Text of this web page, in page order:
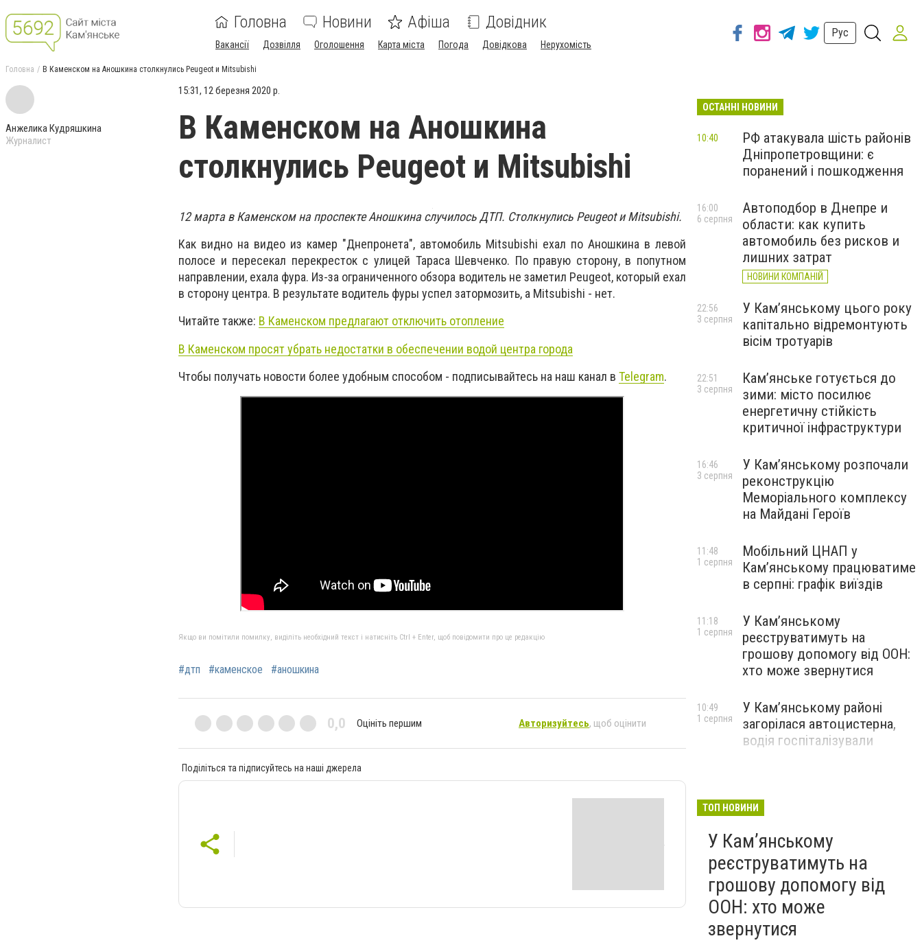
Головна Новини Афіша Довідник
Вакансії Дозвілля Оголошення Карта міста Погода Довідкова Нерухомість
Рус
Головна В Каменском на Аношкина столкнулись Peugeot и Mitsubishi
Анжелика Кудряшкина
Журналист
15:31, 12 березня 2020 р.
В Каменском на Аношкина
столкнулись Peugeot и Mitsubishi
12 марта в Каменском на проспекте Аношкина случилось ДТП. Столкнулись Peugeot и Mitsubishi.
Как видно на видео из камер "Днепронета", автомобиль Mitsubishi ехал по Аношкина в левой
полосе и пересекал перекресток с улицей Тараса Шевченко. По правую сторону, в попутном
направлении, ехала фура. Из-за ограниченного обзора водитель не заметил Peugeot, который ехал
в сторону центра. В результате водитель фуры успел затормозить, а Mitsubishi - нет.
Читайте также: В Каменском предлагают отключить отопление
В Каменском просят убрать недостатки в обеспечении водой центра города
Чтобы получать новости более удобным способом - подписывайтесь на наш канал в Telegram.
Якщо ви помітили помилку, виділіть необхідний текст і натисніть Ctrl + Enter, щоб повідомити про це редакцію
#дтп #каменское #аношкина
0,0 Оцініть першим Авторизуйтесь, щоб оцінити
Поділіться та підписуйтесь на наші джерела
ОСТАННІ НОВИНИ
РФ атакувала шість районів
Дніпропетровщини: є
поранений і пошкодження
10:40
Автоподбор в Днепре и
области: как купить
автомобиль без рисков и
лишних затрат
НОВИНИ КОМПАНІЙ
16:00
6 серпня
У Кам’янському цього року
капітально відремонтують
вісім тротуарів
22:56
3 серпня
Кам’янське готується до
зими: місто посилює
енергетичну стійкість
критичної інфраструктури
22:51
3 серпня
У Кам’янському розпочали
реконструкцію
Меморіального комплексу
на Майдані Героїв
16:46
3 серпня
Мобільний ЦНАП у
Кам’янському працюватиме
в серпні: графік виїздів
11:48
1 серпня
У Кам’янському
реєструватимуть на
грошову допомогу від ООН:
хто може звернутися
11:18
1 серпня
У Кам’янському районі
загорілася автоцистерна,
водія госпіталізували
10:49
1 серпня
ТОП НОВИНИ
У Кам’янському
реєструватимуть на
грошову допомогу від
ООН: хто може
звернутися